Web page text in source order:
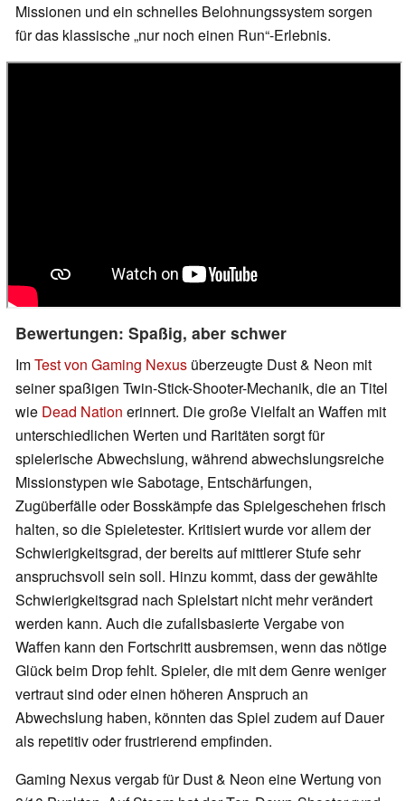
Missionen und ein schnelles Belohnungssystem sorgen
für das klassische „nur noch einen Run“-Erlebnis.
Bewertungen: Spaßig, aber schwer
ImTest von Gaming Nexus überzeugte Dust & Neon mit
seiner spaßigen Twin-Stick-Shooter-Mechanik, die an Titel
wie Dead Nation erinnert. Die große Vielfalt an Waffen mit
unterschiedlichen Werten und Raritäten sorgt für
spielerische Abwechslung, während abwechslungsreiche
Missionstypen wie Sabotage, Entschärfungen,
Zugüberfälle oder Bosskämpfe das Spielgeschehen frisch
halten, so die Spieletester. Kritisiert wurde vor allem der
Schwierigkeitsgrad, der bereits auf mittlerer Stufe sehr
anspruchsvoll sein soll. Hinzu kommt, dass der gewählte
Schwierigkeitsgrad nach Spielstart nicht mehr verändert
werden kann. Auch die zufallsbasierte Vergabe von
Waffen kann den Fortschritt ausbremsen, wenn das nötige
Glück beim Drop fehlt. Spieler, die mit dem Genre weniger
vertraut sind oder einen höheren Anspruch an
Abwechslung haben, könnten das Spiel zudem auf Dauer
als repetitiv oder frustrierend empfinden.
Gaming Nexus vergab für Dust & Neon eine Wertung von